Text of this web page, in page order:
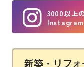
3000以上
Instagram